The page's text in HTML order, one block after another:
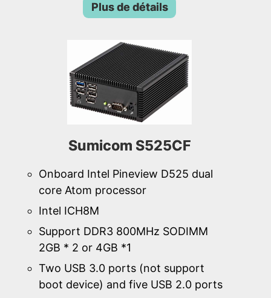
Plus de détails
Sumicom S525CF
Onboard Intel Pineview D525 dual
core Atom processor
Intel ICH8M
Support DDR3 800MHz SODIMM
2GB * 2 or 4GB *1
Two USB 3.0 ports (not support
boot device) and five USB 2.0 ports